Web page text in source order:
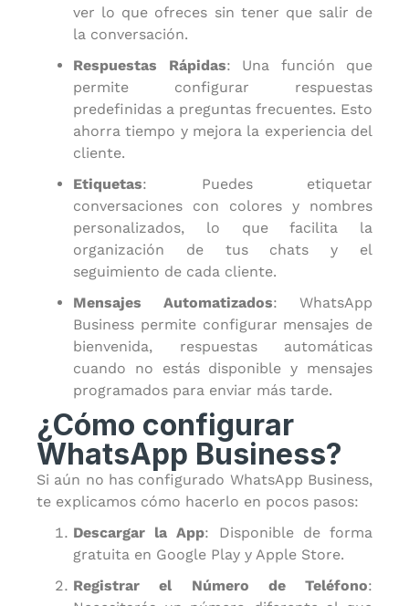
ver lo que ofreces sin tener que salir de
la conversación.
Respuestas Rápidas: Una función que
permite configurar respuestas
predefinidas a preguntas frecuentes. Esto
ahorra tiempo y mejora la experiencia del
cliente.
Etiquetas: Puedes etiquetar
conversaciones con colores y nombres
personalizados, lo que facilita la
organización de tus chats y el
seguimiento de cada cliente.
Mensajes Automatizados: WhatsApp
Business permite configurar mensajes de
bienvenida, respuestas automáticas
cuando no estás disponible y mensajes
programados para enviar más tarde.
¿Cómo configurar
WhatsApp Business?
Si aún no has configurado WhatsApp Business,
te explicamos cómo hacerlo en pocos pasos:
Descargar la App: Disponible de forma
gratuita en Google Play y Apple Store.
Registrar el Número de Teléfono: